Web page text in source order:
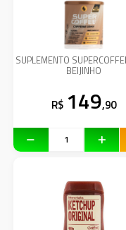
SUPLEMENTO
BEIJINHO
R$ 149,90